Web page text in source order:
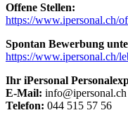
Offene Stellen:
https://www.ipersonal.ch/
Spontan Bewerbung
https://www.ipersonal.ch/
Ihr iPersonal
E-Mail: info@ipersonal.ch
Telefon: 044 515 57 56